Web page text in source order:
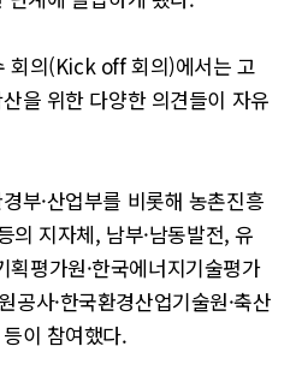
회의(Kick off 회의)에서는 고
을 위한 다양한 의견들이 자유
부·산업부를 비롯해 농촌진흥
의 지자체, 남부·남동발전, 유
평가원·한국에너지기술평가
공사·한국환경산업기술원·축산
이 참여했다.